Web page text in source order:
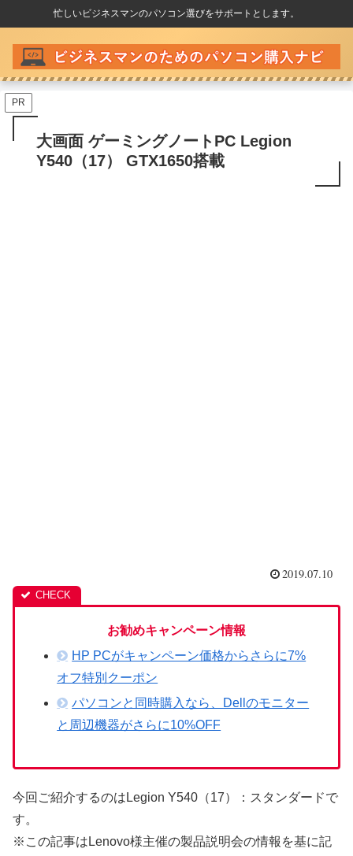
忙しいビジネスマンのパソコン選びをサポートとします。
PR
大画面 ゲーミングノートPC Legion
Y540（17） GTX1650搭載
2019.07.10
お勧めキャンペーン情報
HP PCがキャンペーン価格からさらに7%
オフ特別クーポン
パソコンと同時購入なら、Dellのモニター
と周辺機器がさらに10%OFF
今回ご紹介するのはLegion Y540（17）：スタンダードで
す。
※この記事はLenovo様主催の製品説明会の情報を基に記